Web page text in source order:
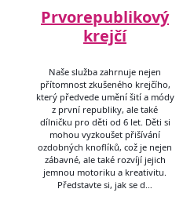
Prvorepublikový
krejčí
Naše služba zahrnuje nejen
přítomnost zkušeného krejčího,
který předvede umění šití a módy
z první republiky, ale také
dílničku pro děti od 6 let. Děti si
mohou vyzkoušet přišívání
ozdobných knoflíků, což je nejen
zábavné, ale také rozvíjí jejich
jemnou motoriku a kreativitu.
Představte si, jak se d…